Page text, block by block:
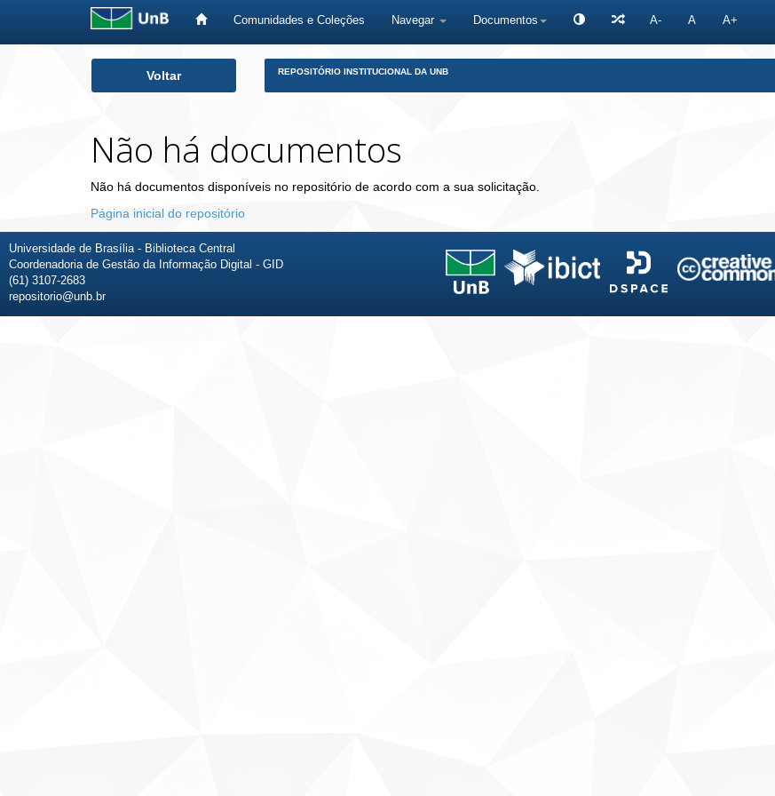
Comunidades e Coleções Navegar Documentos A- A A+
Voltar REPOSITÓRIO INSTITUCIONAL DA UNB
Não há documentos
Não há documentos disponíveis no repositório de acordo com a sua solicitação.
Página inicial do repositório
Universidade de Brasília - Biblioteca Central
Coordenadoria de Gestão da Informação Digital - GID
(61) 3107-2683
repositorio@unb.br